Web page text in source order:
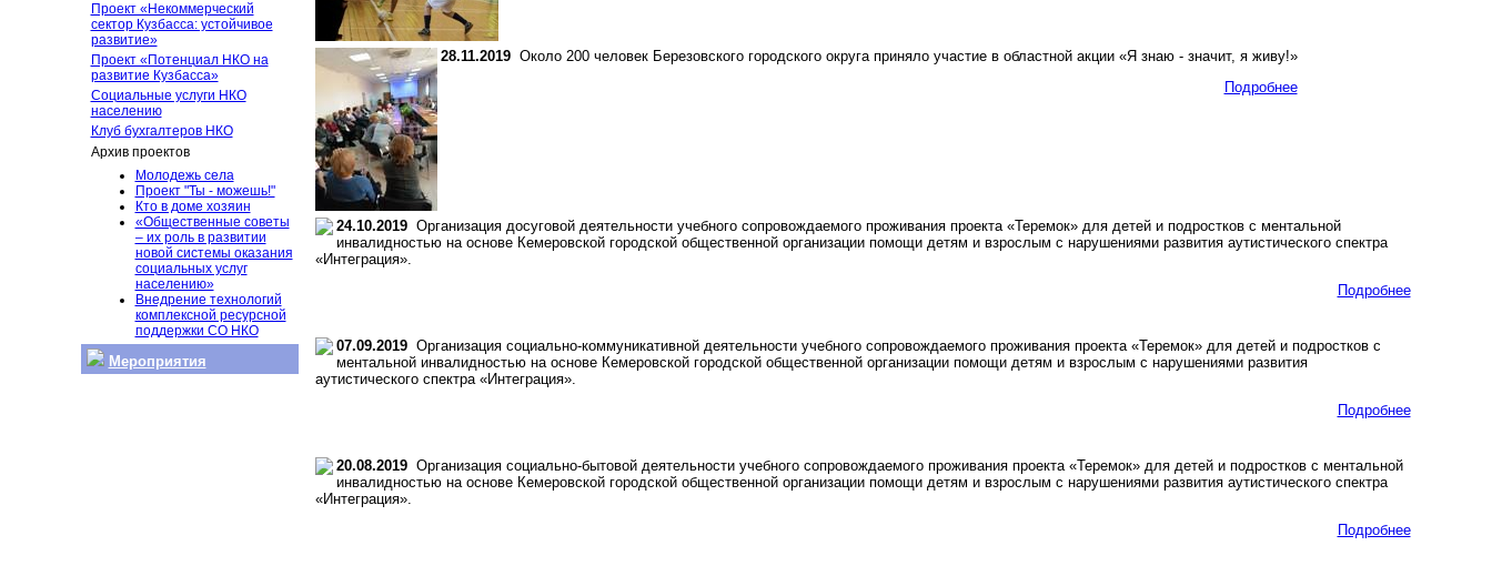
Проект «Некоммерческий
сектор Кузбасса: устойчивое
развитие»
Проект «Потенциал НКО на
развитие Кузбасса»
Социальные услуги НКО
населению
Клуб бухгалтеров НКО
Архив проектов
Молодежь села
Проект "Ты - можешь!"
Кто в доме хозяин
«Общественные советы
– их роль в развитии
новой системы оказания
социальных услуг
населению»
Внедрение технологий
комплексной ресурсной
поддержки СО НКО
Мероприятия
28.11.2019Около 200 человек Березовского городского округа приняло участие в областной акции «Я знаю - значит, я живу!»
Подробнее
24.10.2019Организация досуговой деятельности учебного сопровождаемого проживания проекта «Теремок» для детей и подростков с ментальной
инвалидностью на основе Кемеровской городской общественной организации помощи детям и взрослым с нарушениями развития аутистического спектра
«Интеграция».
Подробнее
07.09.2019Организация социально-коммуникативной деятельности учебного сопровождаемого проживания проекта «Теремок» для детей и подростков с
ментальной инвалидностью на основе Кемеровской городской общественной организации помощи детям и взрослым с нарушениями развития
аутистического спектра «Интеграция».
Подробнее
20.08.2019Организация социально-бытовой деятельности учебного сопровождаемого проживания проекта «Теремок» для детей и подростков с ментальной
инвалидностью на основе Кемеровской городской общественной организации помощи детям и взрослым с нарушениями развития аутистического спектра
«Интеграция».
Подробнее